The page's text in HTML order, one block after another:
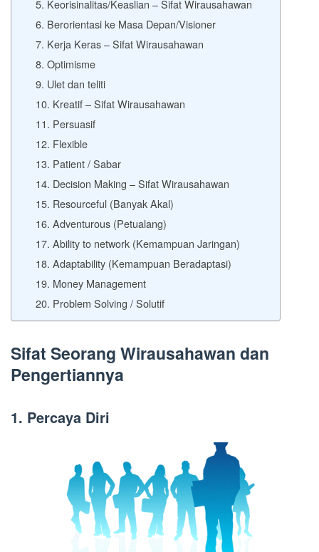
5. Keorisinalitas/Keaslian – Sifat Wirausahawan
6. Berorientasi ke Masa Depan/Visioner
7. Kerja Keras – Sifat Wirausahawan
8. Optimisme
9. Ulet dan teliti
10. Kreatif – Sifat Wirausahawan
11. Persuasif
12. Flexible
13. Patient / Sabar
14. Decision Making – Sifat Wirausahawan
15. Resourceful (Banyak Akal)
16. Adventurous (Petualang)
17. Ability to network (Kemampuan Jaringan)
18. Adaptability (Kemampuan Beradaptasi)
19. Money Management
20. Problem Solving / Solutif
Sifat Seorang Wirausahawan dan
Pengertiannya
1. Percaya Diri